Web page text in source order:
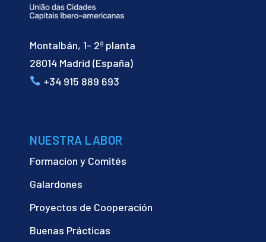
Montalbán, 1- 2ª planta
28014 Madrid (España)
+34 915 889 693
NUESTRA LABOR
Formacion y Comités
Galardones
Proyectos de Cooperación
Buenas Prácticas